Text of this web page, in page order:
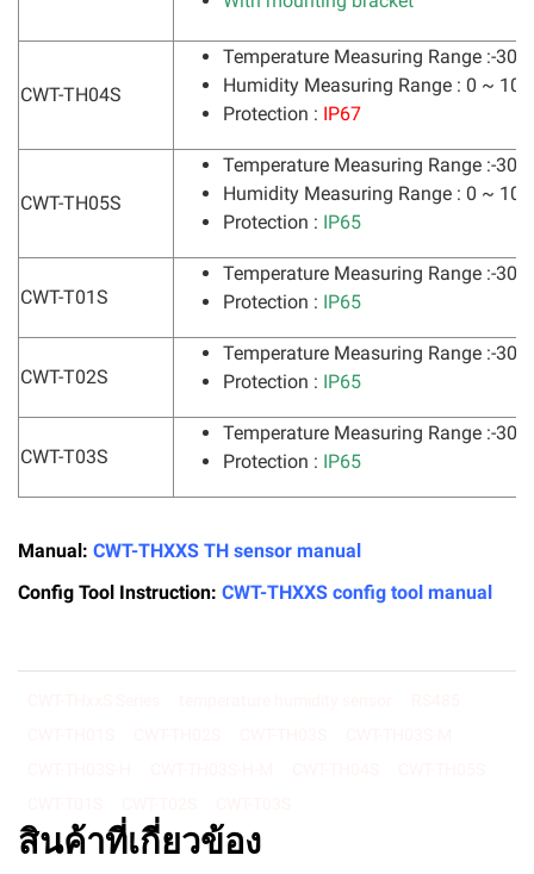
CWT-TH04S
Temperature Measuring Range :-
Humidity Measuring Range : 0 ~
Protection : IP67
CWT-TH05S
Temperature Measuring Range :-
Humidity Measuring Range : 0 ~
Protection : IP65
CWT-T01S
Temperature Measuring Range :-
Protection : IP65
CWT-T02S
Temperature Measuring Range :-
Protection : IP65
CWT-T03S
Temperature Measuring Range :-
Protection : IP65
Manual: CWT-THXXS TH sensor manual
Config Tool Instruction: CWT-THXXS config tool manual
สินค้าที่เกี่ยวข้อง